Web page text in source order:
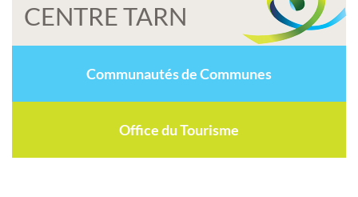
CENTRE TARN
Communautés de Communes
Office du Tourisme